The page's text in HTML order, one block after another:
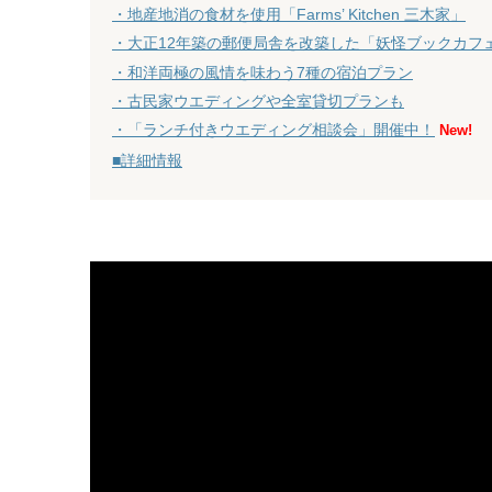
・地産地消の食材を使用「Farms’ Kitchen 三木家」
・大正12年築の郵便局舎を改築した「妖怪ブックカフ
・和洋両極の風情を味わう7種の宿泊プラン
・古民家ウエディングや全室貸切プランも
・「ランチ付きウエディング相談会」開催中！
New!
■詳細情報